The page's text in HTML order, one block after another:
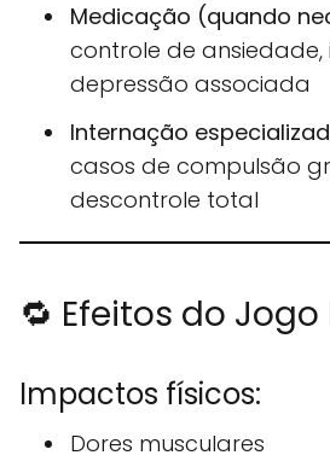
Medicação (quando
controle de ansiedade,
depressão associada
Internação
casos de compulsão
descontrole total
🔁 Efeitos do Jogo
Impactos físicos:
Dores musculares